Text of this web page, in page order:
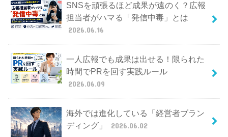
SNSを頑張るほど成果が遠のく？広報
担当者がハマる「発信中毒」とは
2026.06.16
一人広報でも成果は出せる！限られた
時間でPRを回す実践ルール
2026.06.09
海外では進化している「経営者ブラン
ディング」
2026.06.02